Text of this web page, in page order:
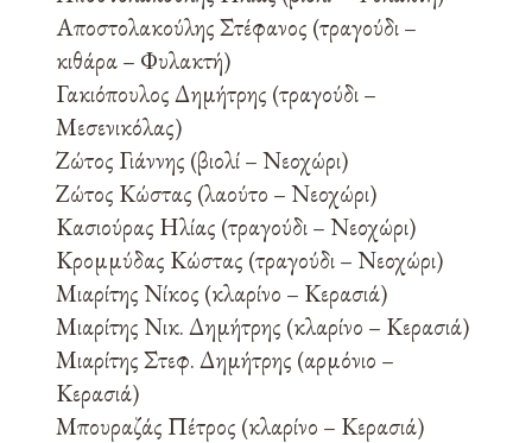
Αποστολακούλης Στέφανος (τραγούδι –
κιθάρα – Φυλακτή)
Γακιόπουλος Δημήτρης (τραγούδι –
Μεσενικόλας)
Ζώτος Γιάννης (βιολί – Νεοχώρι)
Ζώτος Κώστας (λαούτο – Νεοχώρι)
Κασιούρας Ηλίας (τραγούδι – Νεοχώρι)
Κρομμύδας Κώστας (τραγούδι – Νεοχώρι)
Μιαρίτης Νίκος (κλαρίνο – Κερασιά)
Μιαρίτης Νικ. Δημήτρης (κλαρίνο – Κερασιά)
Μιαρίτης Στεφ. Δημήτρης (αρμόνιο –
Κερασιά)
Μπουραζάς Πέτρος (κλαρίνο – Κερασιά)